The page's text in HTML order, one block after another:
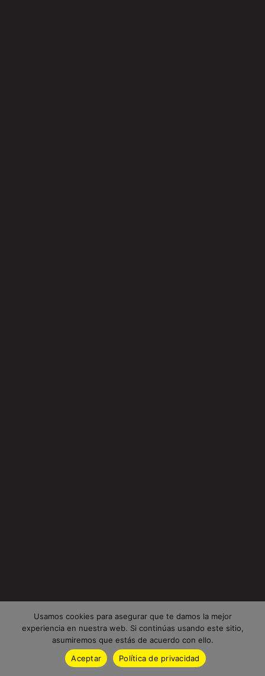
Usamos cookies para asegurar que te damos la mejor
experiencia en nuestra web. Si continúas usando este sitio,
asumiremos que estás de acuerdo con ello.
Aceptar
Política de privacidad